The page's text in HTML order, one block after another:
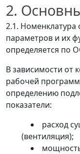
2.
2.1. Номенклатура
параметров и их
определяется по
В зависимости от
рабочей
определению
показатели:
расход
(вентиляция);